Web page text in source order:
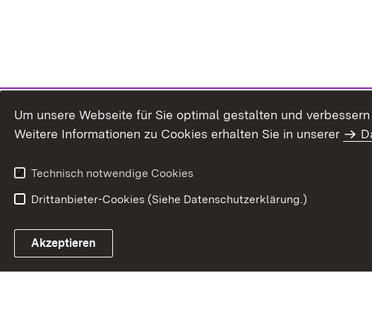
Um unsere Webseite für Sie optimal gestalten und
Weitere Informationen zu Cookies erhalten Sie in unserer
Technisch notwendige Cookies
Drittanbieter-Cookies (Siehe Datenschutzerklärung.)
Akzeptieren